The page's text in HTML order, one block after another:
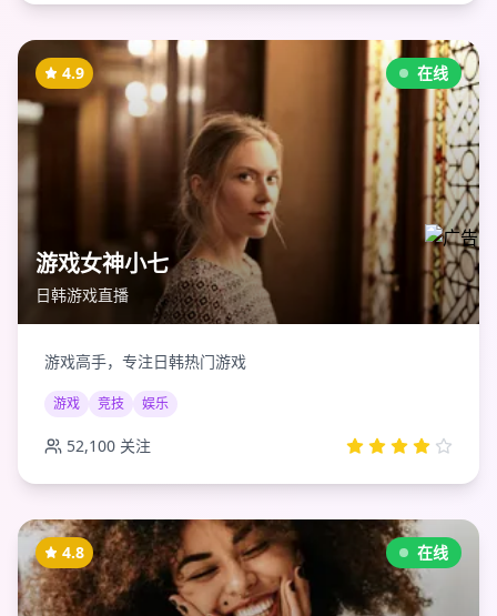
在线
4.9
游戏女神小七
日韩游戏直播
游戏高手，专注日韩热门游戏
游戏 竞技 娱乐
52,100 关注
在线
4.8